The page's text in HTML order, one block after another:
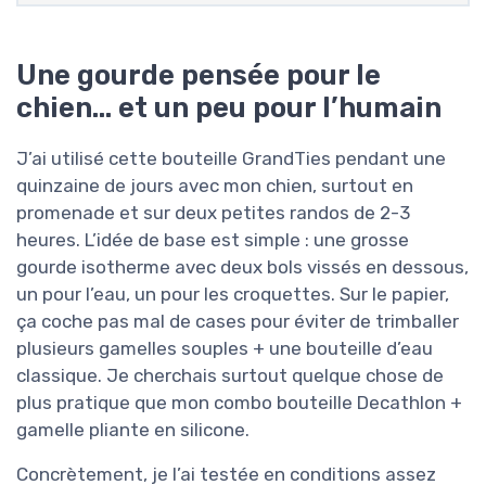
Une gourde pensée pour le
chien… et un peu pour l’humain
J’ai utilisé cette bouteille GrandTies pendant une
quinzaine de jours avec mon chien, surtout en
promenade et sur deux petites randos de 2-3
heures. L’idée de base est simple : une grosse
gourde isotherme avec deux bols vissés en dessous,
un pour l’eau, un pour les croquettes. Sur le papier,
ça coche pas mal de cases pour éviter de trimballer
plusieurs gamelles souples + une bouteille d’eau
classique. Je cherchais surtout quelque chose de
plus pratique que mon combo bouteille Decathlon +
gamelle pliante en silicone.
Concrètement, je l’ai testée en conditions assez